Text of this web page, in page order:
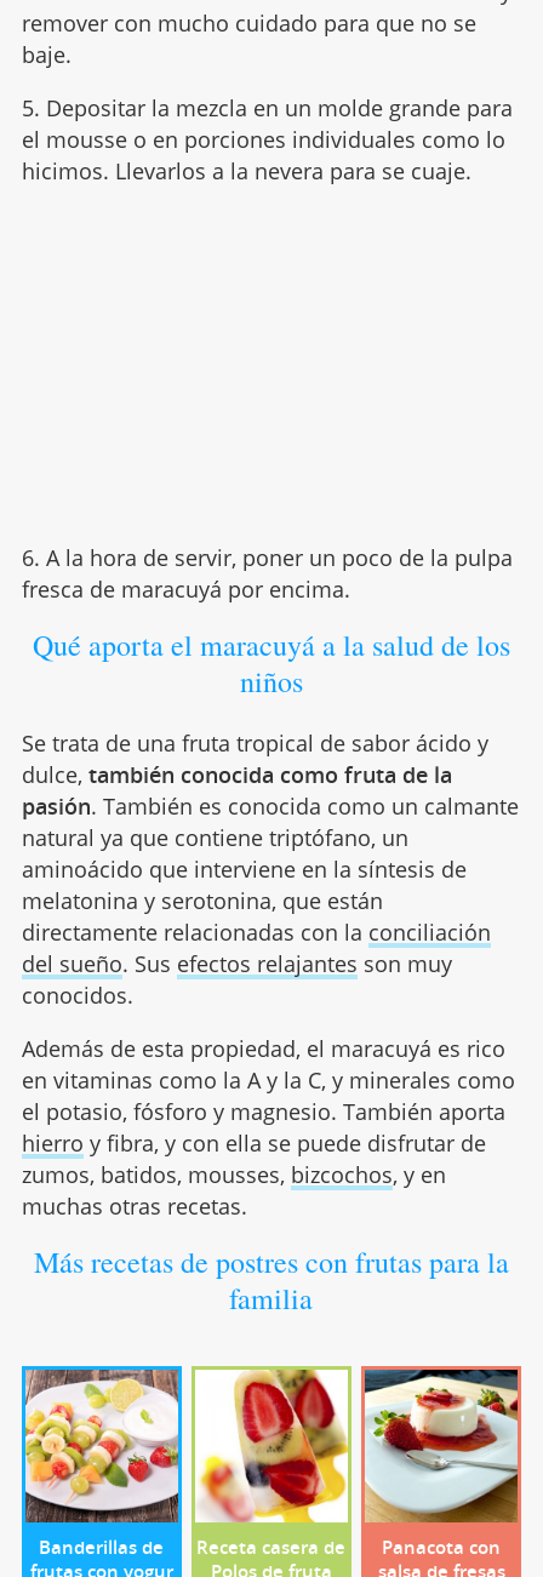
remover con mucho cuidado para que no se
baje.
5. Depositar la mezcla en un molde grande para
el mousse o en porciones individuales como lo
hicimos. Llevarlos a la nevera para se cuaje.
6. A la hora de servir, poner un poco de la pulpa
fresca de maracuyá por encima.
Qué aporta el maracuyá a la salud de los
niños
Se trata de una fruta tropical de sabor ácido y
dulce, también conocida como fruta de la
pasión. También es conocida como un calmante
natural ya que contiene triptófano, un
aminoácido que interviene en la síntesis de
melatonina y serotonina, que están
directamente relacionadas con la conciliación
del sueño. Sus efectos relajantes son muy
conocidos.
Además de esta propiedad, el maracuyá es rico
en vitaminas como la A y la C, y minerales como
el potasio, fósforo y magnesio. También aporta
hierro y fibra, y con ella se puede disfrutar de
zumos, batidos, mousses, bizcochos, y en
muchas otras recetas.
Más recetas de postres con frutas para la
familia
Banderillas de
frutas con yogur
Receta casera de
Polos de fruta
Panacota con
salsa de fresas